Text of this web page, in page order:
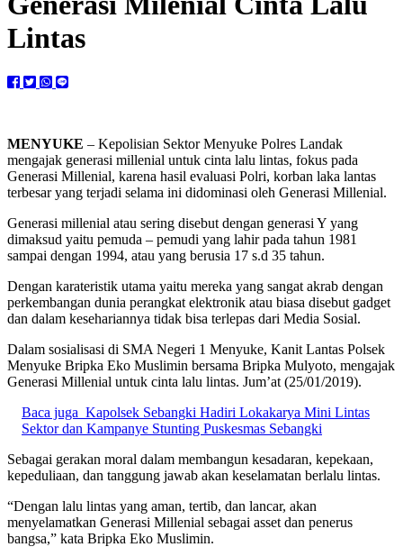
Lintas
MENYUKE – Kepolisian Sektor Menyuke Polres Landak
mengajak generasi millenial untuk cinta lalu lintas, fokus pada
Generasi Millenial, karena hasil evaluasi Polri, korban laka lantas
terbesar yang terjadi selama ini didominasi oleh Generasi Millenial.
Generasi millenial atau sering disebut dengan generasi Y yang
dimaksud yaitu pemuda – pemudi yang lahir pada tahun 1981
sampai dengan 1994, atau yang berusia 17 s.d 35 tahun.
Dengan karateristik utama yaitu mereka yang sangat akrab dengan
perkembangan dunia perangkat elektronik atau biasa disebut gadget
dan dalam kesehariannya tidak bisa terlepas dari Media Sosial.
Dalam sosialisasi di SMA Negeri 1 Menyuke, Kanit Lantas Polsek
Menyuke Bripka Eko Muslimin bersama Bripka Mulyoto, mengajak
Generasi Millenial untuk cinta lalu lintas. Jum’at (25/01/2019).
Baca juga Kapolsek Sebangki Hadiri Lokakarya Mini Lintas
Sektor dan Kampanye Stunting Puskesmas Sebangki
Sebagai gerakan moral dalam membangun kesadaran, kepekaan,
kepeduliaan, dan tanggung jawab akan keselamatan berlalu lintas.
“Dengan lalu lintas yang aman, tertib, dan lancar, akan
menyelamatkan Generasi Millenial sebagai asset dan penerus
bangsa,” kata Bripka Eko Muslimin.